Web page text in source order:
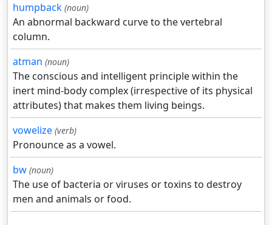
humpback (noun)
An abnormal backward curve to the vertebral
column.
atman (noun)
The conscious and intelligent principle within the
inert mind-body complex (irrespective of its physical
attributes) that makes them living beings.
vowelize (verb)
Pronounce as a vowel.
bw (noun)
The use of bacteria or viruses or toxins to destroy
men and animals or food.